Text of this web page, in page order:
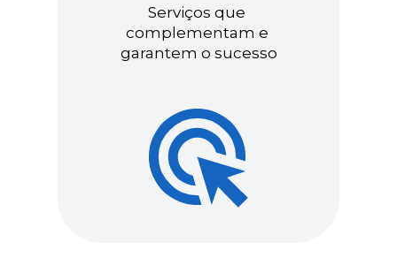
Serviços que
complementam e
garantem o sucesso